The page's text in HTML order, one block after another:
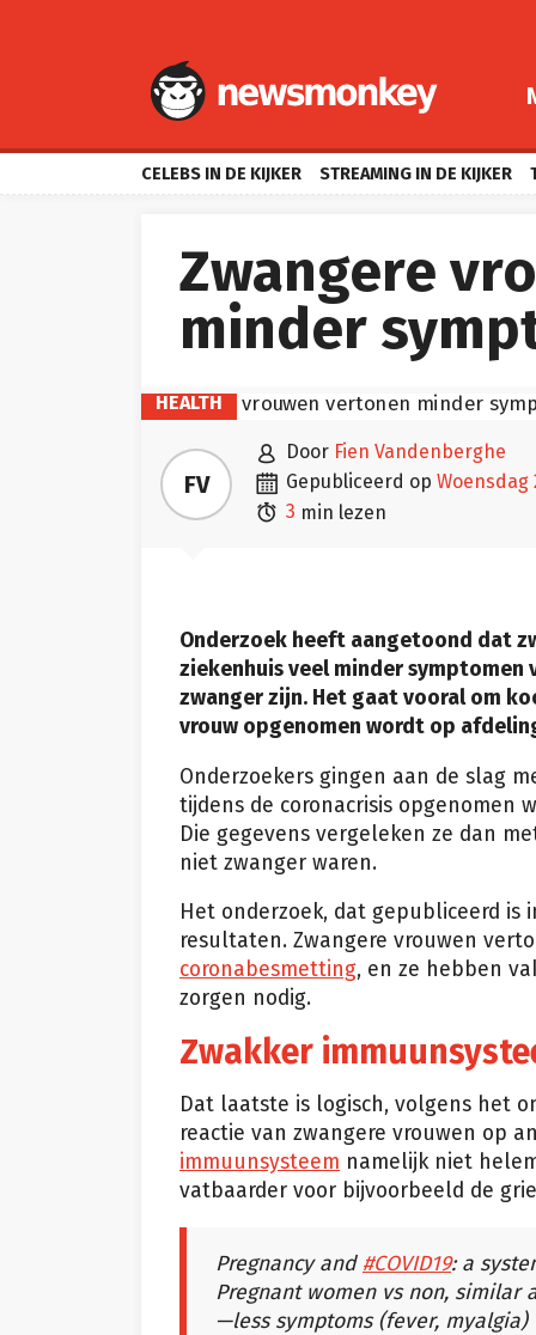
CELEBS IN DE KIJKER STREAMING IN DE KIJKER
Zwangere
minder
HEALTH
FV
 door Fien Vandenberghe
 gepubliceerd op
 3 min lezen
Onderzoek heeft aangetoond dat
ziekenhuis veel minder
zwanger zijn. Het gaat vooral om
vrouw opgenomen wordt op
Onderzoekers gingen aan de slag
tijdens de coronacrisis opgenomen
Die gegevens vergeleken ze dan
niet zwanger waren.
Het onderzoek, dat gepubliceerd is
resultaten. Zwangere vrouwen
coronabesmetting, en ze hebben
zorgen nodig.
Zwakker
Dat laatste is logisch, volgens het
reactie van zwangere vrouwen op
immuunsysteem namelijk niet
vatbaarder voor bijvoorbeeld de
Pregnancy and #COVID19: a
Pregnant women vs non, similar
—less symptoms (fever, myalgia)